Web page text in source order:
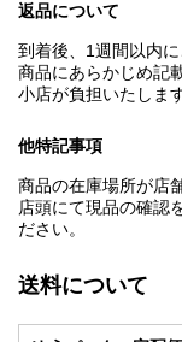
返品について
到着後、1週間以内に
商品にあらかじめ記
小店が負担いたします
他特記事項
商品の在庫場所が店
店頭にて現品の確認
ださい。
送料について